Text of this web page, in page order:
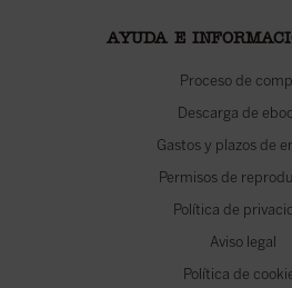
AYUDA E
Proceso de
Descarga de
Gastos y plazos de
Permisos de
Política de
Aviso legal
Política de